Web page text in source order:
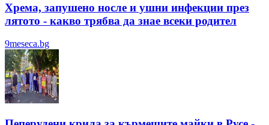
Хрема, запушено носле и ушни инфекции през
лятотo - какво трябва да знае всеки родител
9meseca.bg